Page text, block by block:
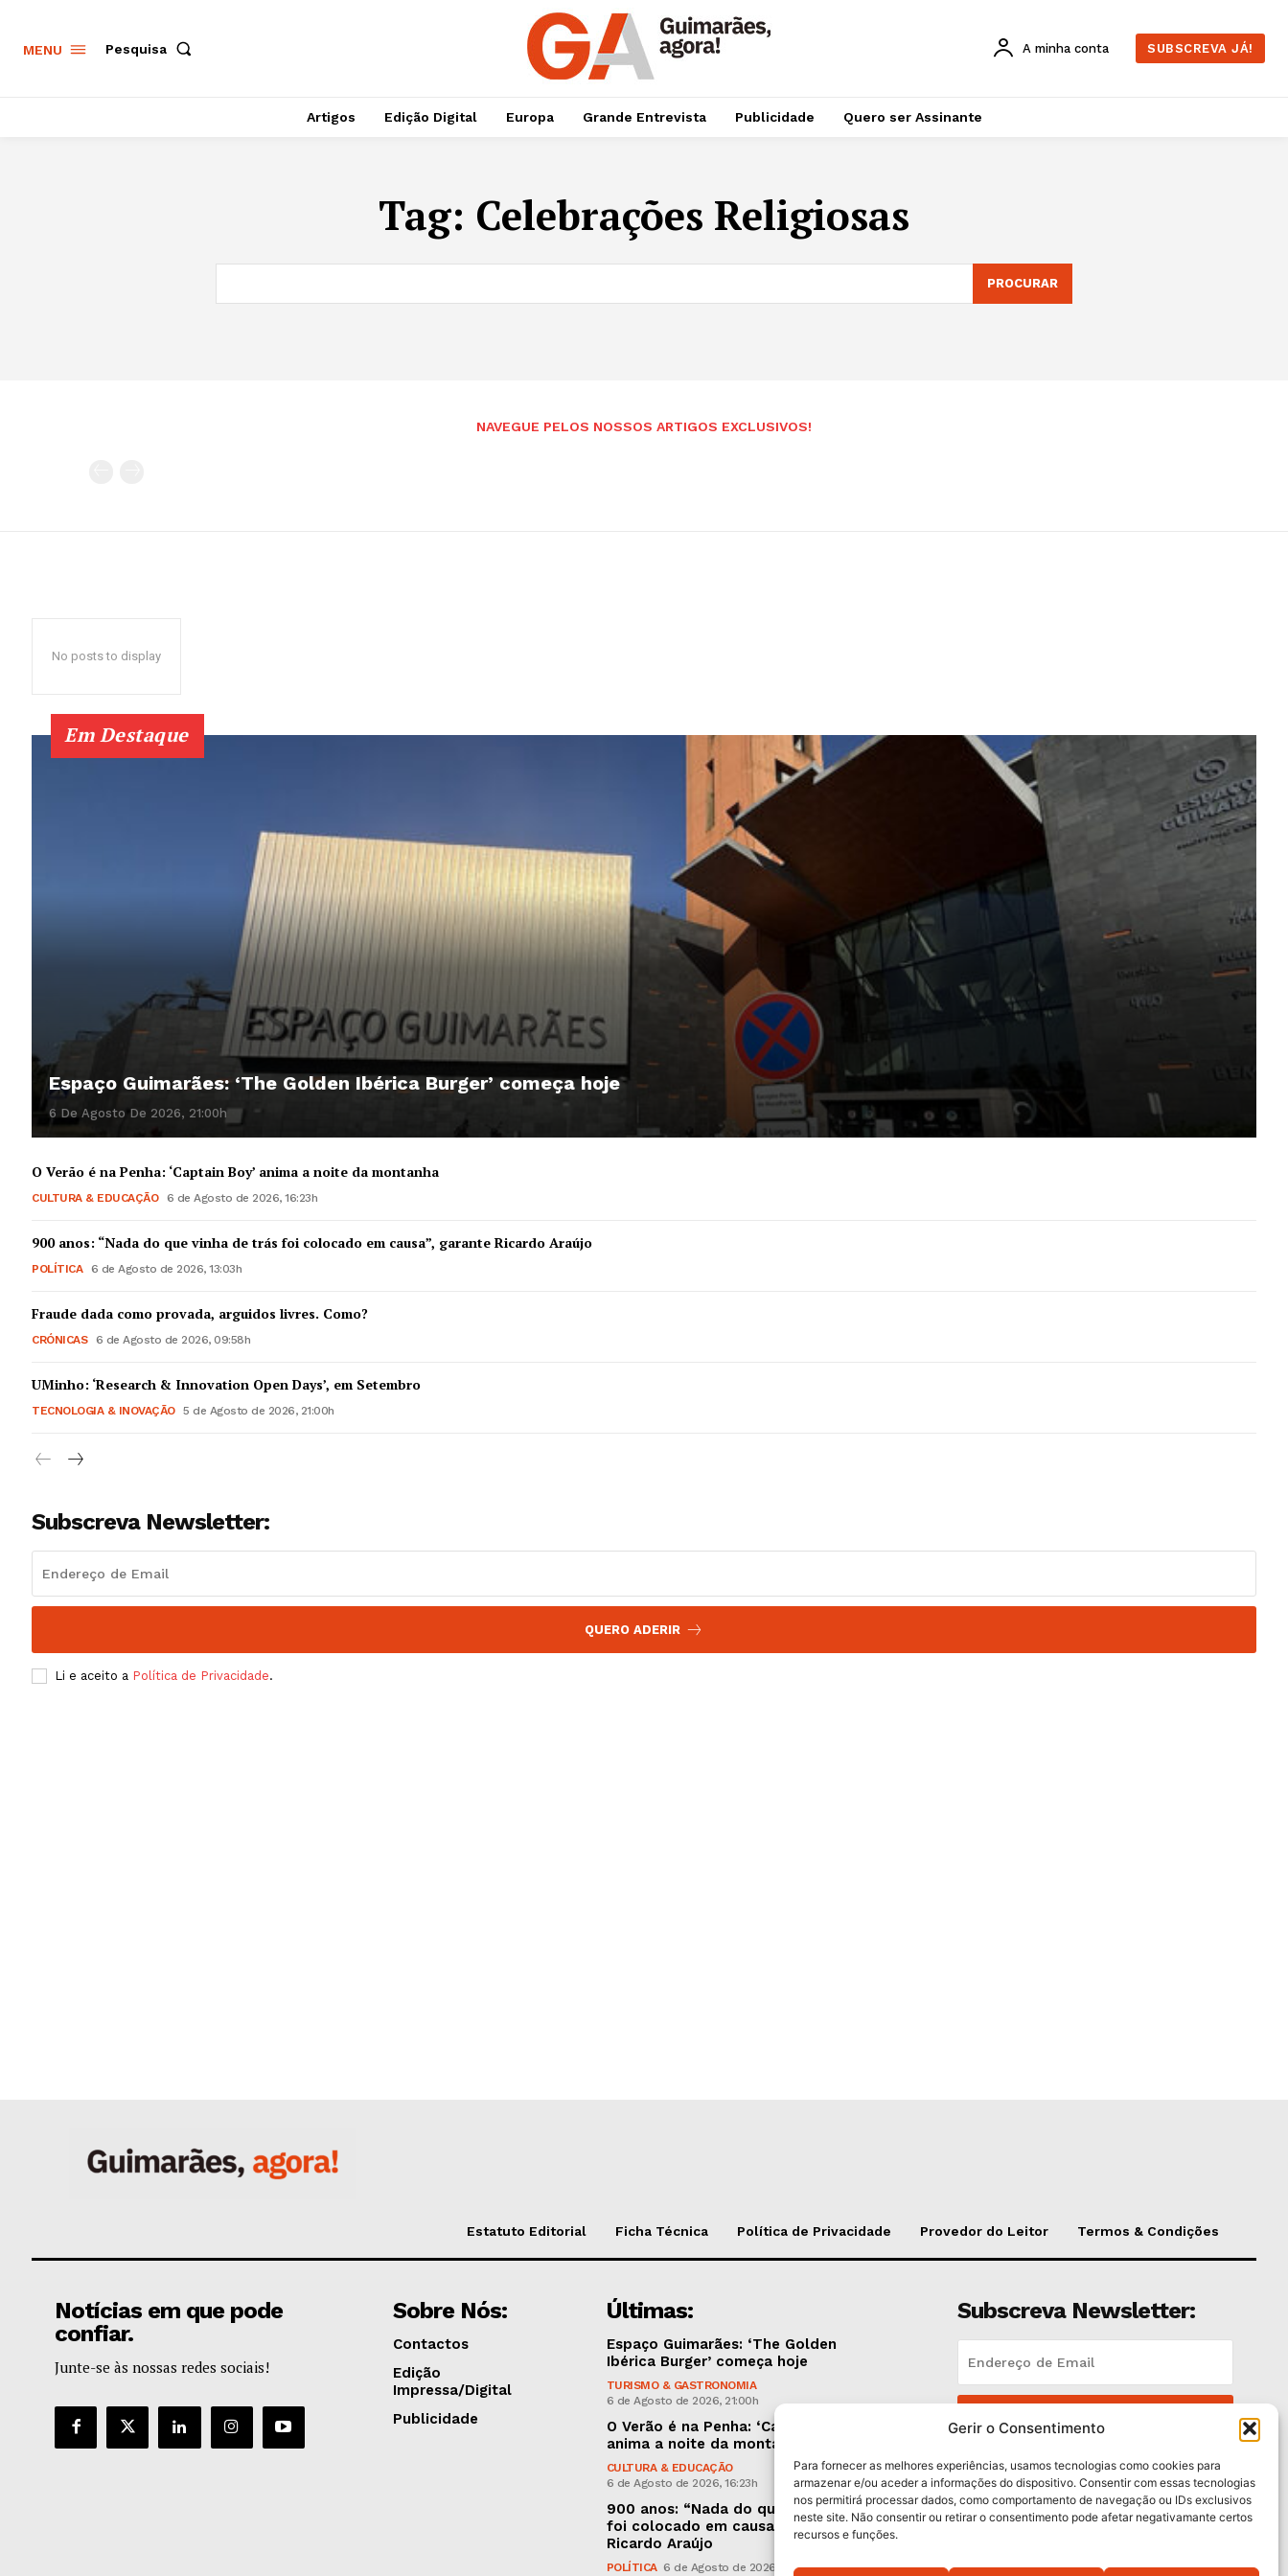
Guimarães, agora!
Gerir o Consentimento
Para fornecer as melhores experiências, usamos tecnologias como cookies para
armazenar e/ou aceder a informações do dispositivo. Consentir com essas tecnologias
nos permitirá processar dados, como comportamento de navegação ou IDs exclusivos
neste site. Não consentir ou retirar o consentimento pode afetar negativamante certos
recursos e funções.
MENU Pesquisa A minha conta SUBSCREVA JÁ!
Artigos Edição Digital Europa Grande Entrevista Publicidade Quero ser Assinante
Tag: Celebrações Religiosas
PROCURAR
NAVEGUE PELOS NOSSOS ARTIGOS EXCLUSIVOS!
No posts to display
Em Destaque
Espaço Guimarães: ‘The Golden Ibérica Burger’ começa hoje
6 De Agosto De 2026, 21:00h
O Verão é na Penha: ‘Captain Boy’ anima a noite da montanha
CULTURA & EDUCAÇÃO 6 de Agosto de 2026, 16:23h
900 anos: “Nada do que vinha de trás foi colocado em causa”, garante Ricardo Araújo
POLÍTICA 6 de Agosto de 2026, 13:03h
Fraude dada como provada, arguidos livres. Como?
CRÓNICAS 6 de Agosto de 2026, 09:58h
UMinho: ‘Research & Innovation Open Days’, em Setembro
TECNOLOGIA & INOVAÇÃO 5 de Agosto de 2026, 21:00h
Subscreva Newsletter:
QUERO ADERIR
Li e aceito a Política de Privacidade.
Estatuto Editorial Ficha Técnica Política de Privacidade Provedor do Leitor Termos & Condições
Notícias em que pode
confiar.
Junte-se às nossas redes sociais!
Sobre Nós:
Contactos
Edição
Impressa/Digital
Publicidade
Últimas:
Espaço Guimarães: ‘The Golden
Ibérica Burger’ começa hoje
TURISMO & GASTRONOMIA
6 de Agosto de 2026, 21:00h
O Verão é na Penha: ‘Captain Boy’
anima a noite da montanha
CULTURA & EDUCAÇÃO
6 de Agosto de 2026, 16:23h
900 anos: “Nada do que vinha de trás
foi colocado em causa”, garante
Ricardo Araújo
POLÍTICA 6 de Agosto de 2026, 13:03h
Subscreva Newsletter:
Li e aceito aPolítica de Privacidade .